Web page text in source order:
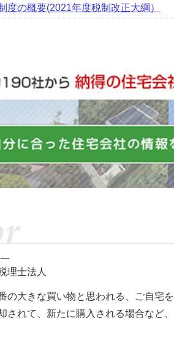
度の概要(2021年度税制改正大綱）
理士法人
の大きな買い物と思われる、ご自宅
されて、新たに購入される場合など